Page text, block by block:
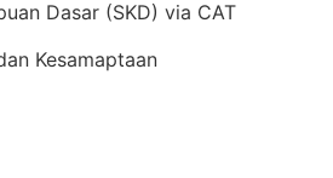
Dasar (SKD) via CAT
Kesamaptaan